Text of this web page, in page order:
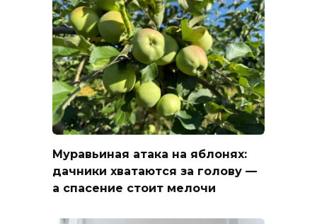
Муравьиная атака на яблонях:
дачники хватаются за голову —
а спасение стоит мелочи